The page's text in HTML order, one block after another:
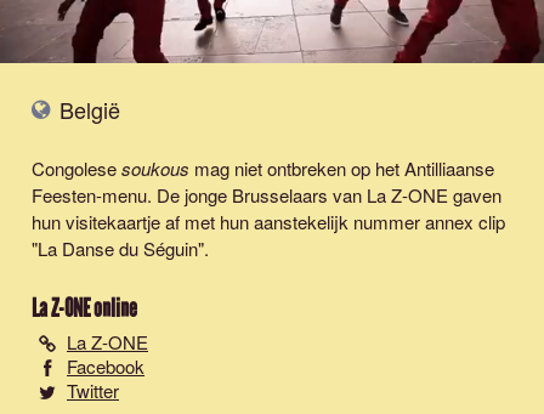
België
Congolesesoukous mag niet ontbreken op het Antilliaanse
Feesten-menu. De jonge Brusselaars van La Z-ONE gaven
hun visitekaartje af met hun aanstekelijk nummer annex clip
"La Danse du Séguin".
La Z-ONEonline
La Z-ONE
Facebook
Twitter